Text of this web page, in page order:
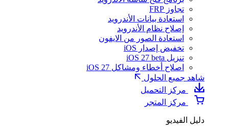
تجاوز FRP
استعادة بيانات الأندرويد
إصلاح نظام الأندرويد
استعادة الصور من الايفون
تخفيض إصدار iOS
تنزيل iOS 27 beta
اصلاح أخطاء ومشاكل iOS 27
شاهد جميع الحلول
مركز التحميل
مركز المتجر
دليل الفيديو